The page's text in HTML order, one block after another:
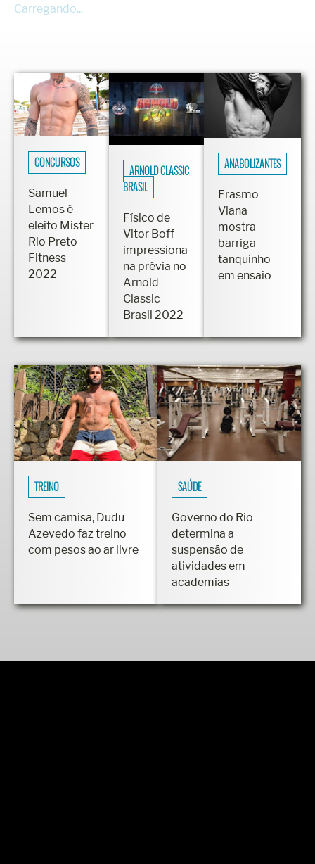
Carregando...
CONCURSOS
Samuel
Lemos é
eleito Mister
Rio Preto
Fitness
2022
ARNOLD CLASSIC
BRASIL
Físico de
Vitor Boff
impressiona
na prévia no
Arnold
Classic
Brasil 2022
ANABOLIZANTES
Erasmo
Viana
mostra
barriga
tanquinho
em ensaio
TREINO
Sem camisa, Dudu
Azevedo faz treino
com pesos ao ar livre
SAÚDE
Governo do Rio
determina a
suspensão de
atividades em
academias